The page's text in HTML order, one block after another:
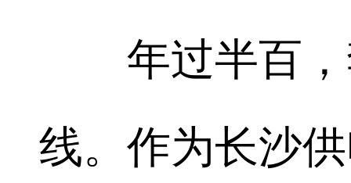
年过半百，
线。作为长沙